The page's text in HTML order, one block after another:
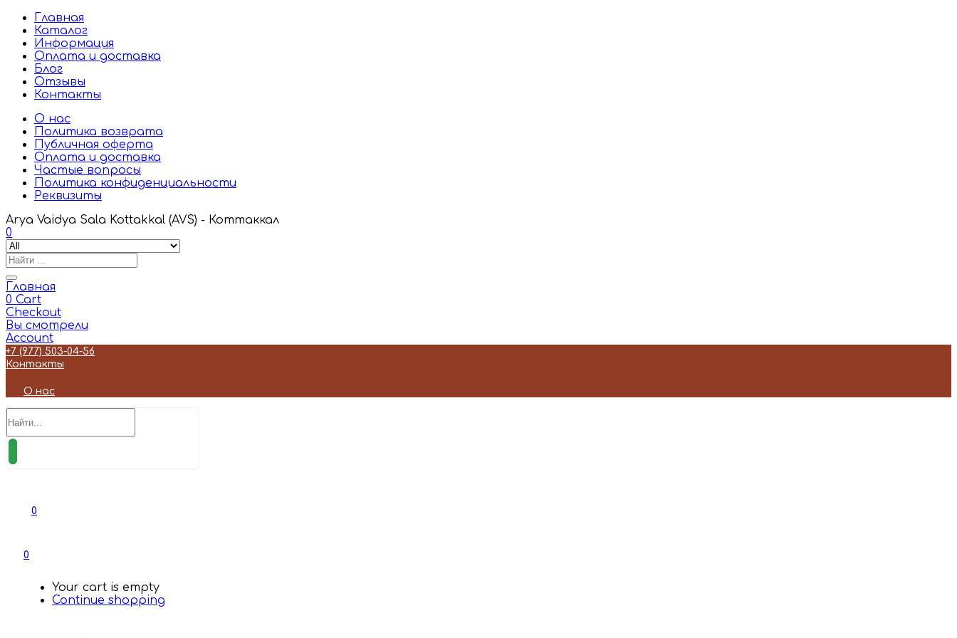
Главная
Каталог
Информация
Оплата и доставка
Блог
Отзывы
Контакты
О нас
Политика возврата
Публичная оферта
Оплата и доставка
Частые вопросы
Политика конфиденциальности
Реквизиты
Arya Vaidya Sala Kottakkal (AVS) - Коттаккал
0
Главная
0 Cart
Checkout
Вы смотрели
Account
+7 (977) 503-04-56
Контакты
О нас
0
0
Your cart is empty
Continue shopping